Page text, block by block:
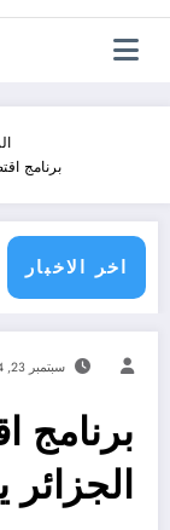
برنامج
اخر الاخبار
من الدولة
سبتمبر 23, 2024
برنامج
الجزائر